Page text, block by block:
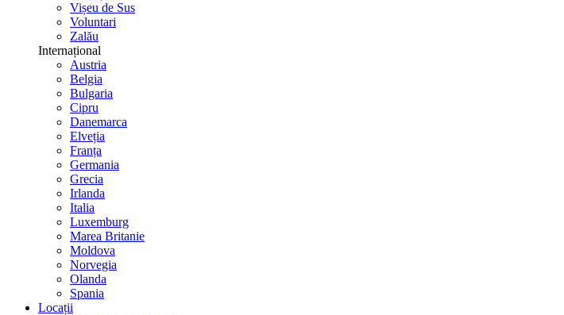
Vișeu de Sus
Voluntari
Zalău
Internațional
Austria
Belgia
Bulgaria
Cipru
Danemarca
Elveția
Franța
Germania
Grecia
Irlanda
Italia
Luxemburg
Marea Britanie
Moldova
Norvegia
Olanda
Spania
Locații